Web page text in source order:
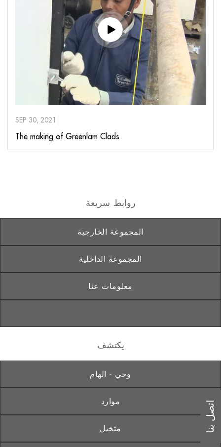
SEP 30, 2021
The making of Greenlam Clads
روابط سريعة
المجموعة الخارجية
المجموعة الداخلية
معلومات عنا
يكتشف
وحي - الهام
موارد
متخيل اتصل بنا